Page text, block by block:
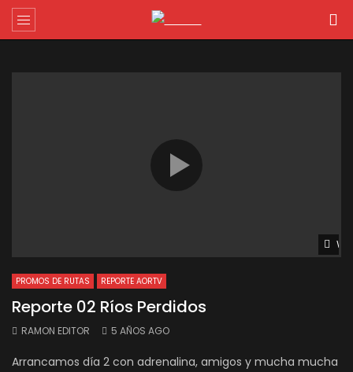
PROMOS DE RUTAS REPORTE AORTV
Reporte 02 Ríos Perdidos
RAMON EDITOR 5 AÑOS AGO
Arrancamos día 2 con adrenalina, amigos y mucha mucha